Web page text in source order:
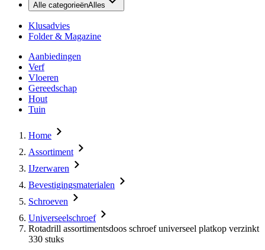
Alle categorieënAlles
Klusadvies
Folder & Magazine
Aanbiedingen
Verf
Vloeren
Gereedschap
Hout
Tuin
Home
Assortiment
IJzerwaren
Bevestigingsmaterialen
Schroeven
Universeelschroef
Rotadrill assortimentsdoos schroef universeel platkop verzinkt
330 stuks